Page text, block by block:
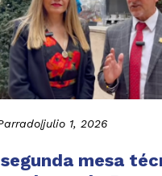
|julio 1, 2026
mesa